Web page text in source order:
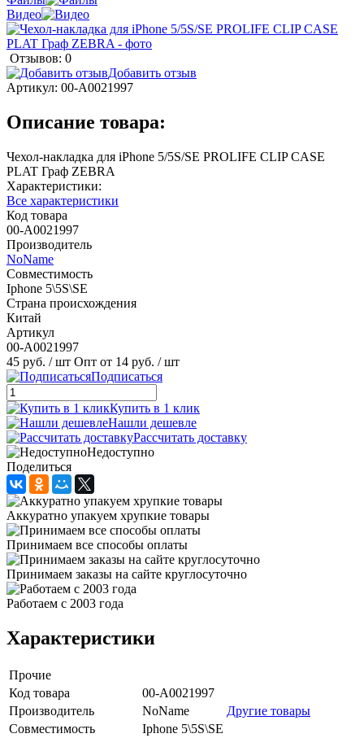
Видео
Отзывов: 0
Добавить отзыв
Артикул: 00-А0021997
Описание товара:
Чехол-накладка для iPhone 5/5S/SE PROLIFE CLIP CASE
PLAT Граф ZEBRA
Характеристики:
Все характеристики
Код товара
00-А0021997
Производитель
NoName
Совместимость
Iphone 5\5S\SE
Страна происхождения
Китай
Артикул
00-А0021997
45 руб. / шт Опт от 14 руб. / шт
Подписаться
Купить в 1 клик
Нашли дешевле
Рассчитать доставку
Недоступно
Поделиться
Аккуратно упакуем хрупкие товары
Принимаем все способы оплаты
Принимаем заказы на сайте круглосуточно
Работаем с 2003 года
Характеристики
Прочие
Код товара
00-А0021997
Производитель
NoName
Другие товары
Совместимость
Iphone 5\5S\SE